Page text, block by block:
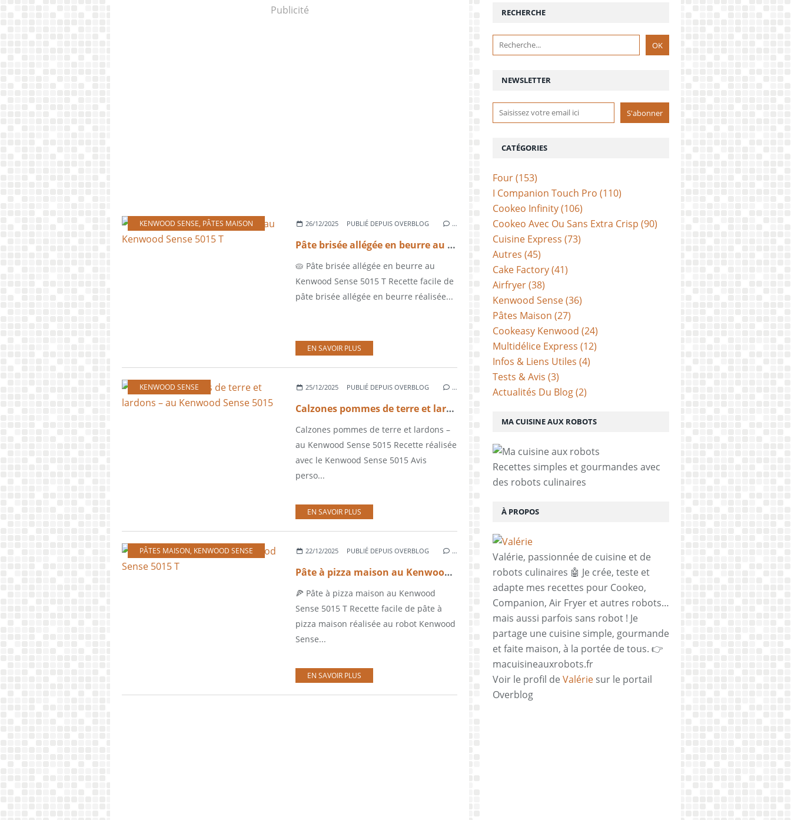
Publicité
KENWOOD SENSE, PÂTES MAISON 26/12/2025 PUBLIÉ DEPUIS OVERBLOG …
Pâte brisée allégée en beurre au Kenwood Sense 5015 T
🥧 Pâte brisée allégée en beurre au
Kenwood Sense 5015 T Recette facile de
pâte brisée allégée en beurre réalisée...
EN SAVOIR PLUS
KENWOOD SENSE 25/12/2025 PUBLIÉ DEPUIS OVERBLOG …
Calzones pommes de terre et lardons – au Kenwood Sense 5015
Calzones pommes de terre et lardons –
au Kenwood Sense 5015 Recette réalisée
avec le Kenwood Sense 5015 Avis
perso...
EN SAVOIR PLUS
PÂTES MAISON, KENWOOD SENSE 22/12/2025 PUBLIÉ DEPUIS OVERBLOG …
Pâte à pizza maison au Kenwood Sense 5015 T
🍕 Pâte à pizza maison au Kenwood
Sense 5015 T Recette facile de pâte à
pizza maison réalisée au robot Kenwood
Sense...
EN SAVOIR PLUS
NEWSLETTER
RECHERCHE
MA CUISINE AUX ROBOTS
Recettes simples et gourmandes avec
des robots culinaires
À PROPOS
Valérie, passionnée de cuisine et de
robots culinaires 🤖 Je crée, teste et
adapte mes recettes pour Cookeo,
Companion, Air Fryer et autres robots…
mais aussi parfois sans robot ! Je
partage une cuisine simple, gourmande
et faite maison, à la portée de tous. 👉
macuisineauxrobots.fr
Voir le profil de Valérie sur le portail
Overblog
CATÉGORIES
Four(153)
I Companion Touch Pro (110)
Cookeo Infinity(106)
Cookeo Avec Ou Sans Extra Crisp (90)
Cuisine Express (73)
Autres (45)
Cake Factory(41)
Airfryer(38)
Kenwood Sense(36)
Pâtes Maison (27)
Cookeasy Kenwood (24)
Multidélice Express (12)
Infos & Liens Utiles (4)
Tests & Avis (3)
Actualités Du Blog(2)